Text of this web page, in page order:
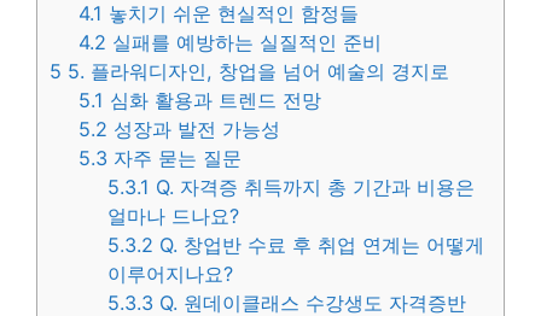
4.1 놓치기 쉬운 현실적인 함정들
4.2 실패를 예방하는 실질적인 준비
5 5. 플라워디자인, 창업을 넘어 예술의 경지로
5.1 심화 활용과 트렌드 전망
5.2 성장과 발전 가능성
5.3 자주 묻는 질문
5.3.1 Q. 자격증 취득까지 총 기간과 비용은
얼마나 드나요?
5.3.2 Q. 창업반 수료 후 취업 연계는 어떻게
이루어지나요?
5.3.3 Q. 원데이클래스 수강생도 자격증반